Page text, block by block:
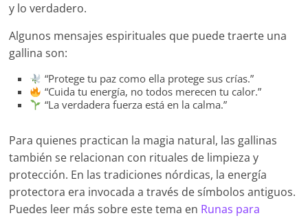
y lo verdadero.
Algunos mensajes espirituales que puede traerte una
gallina son:
“Protege tu paz como ella protege sus crías.”
“Cuida tu energía, no todos merecen tu calor.”
“La verdadera fuerza está en la calma.”
Para quienes practican la magia natural, las gallinas
también se relacionan con rituales de limpieza y
protección. En las tradiciones nórdicas, la energía
protectora era invocada a través de símbolos antiguos.
Puedes leer más sobre este tema en Runas para